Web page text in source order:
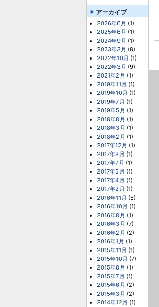
アーカイブ
2026年6月 (1)
2025年6月 (1)
2024年9月 (1)
2023年3月 (8)
2022年10月 (1)
2022年3月 (9)
2021年2月 (1)
2019年11月 (1)
2019年10月 (1)
2019年7月 (1)
2019年5月 (1)
2018年8月 (1)
2018年3月 (1)
2018年2月 (1)
2017年12月 (1)
2017年8月 (1)
2017年7月 (1)
2017年5月 (1)
2017年4月 (1)
2017年2月 (1)
2016年11月 (5)
2016年10月 (1)
2016年8月 (1)
2016年3月 (7)
2016年2月 (2)
2016年1月 (1)
2015年11月 (1)
2015年10月 (7)
2015年8月 (1)
2015年7月 (1)
2015年6月 (2)
2015年3月 (2)
2014年12月 (1)